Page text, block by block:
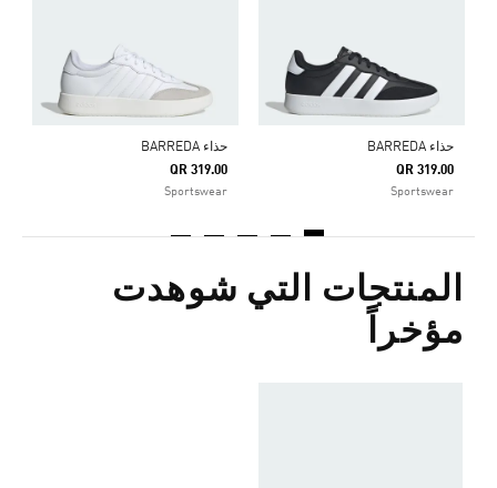
حذاء BARREDA
QR 319.00
Sportswear
حذاء BARREDA
QR 319.00
Sportswear
المنتجات التي شوهدت
مؤخراً